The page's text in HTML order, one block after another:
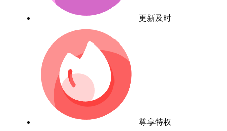
更新及时
尊享特权